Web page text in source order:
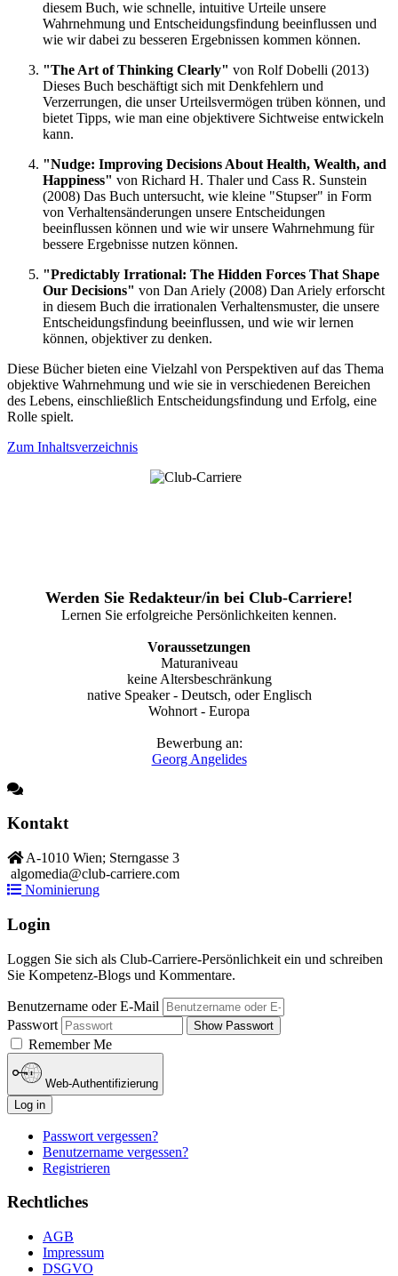
diesem Buch, wie schnelle, intuitive Urteile unsere
Wahrnehmung und Entscheidungsfindung beeinflussen und
wie wir dabei zu besseren Ergebnissen kommen können.
"The Art of Thinking Clearly" von Rolf Dobelli (2013)
Dieses Buch beschäftigt sich mit Denkfehlern und
Verzerrungen, die unser Urteilsvermögen trüben können, und
bietet Tipps, wie man eine objektivere Sichtweise entwickeln
kann.
"Nudge: Improving Decisions About Health, Wealth, and
Happiness" von Richard H. Thaler und Cass R. Sunstein
(2008) Das Buch untersucht, wie kleine "Stupser" in Form
von Verhaltensänderungen unsere Entscheidungen
beeinflussen können und wie wir unsere Wahrnehmung für
bessere Ergebnisse nutzen können.
"Predictably Irrational: The Hidden Forces That Shape
Our Decisions" von Dan Ariely (2008) Dan Ariely erforscht
in diesem Buch die irrationalen Verhaltensmuster, die unsere
Entscheidungsfindung beeinflussen, und wie wir lernen
können, objektiver zu denken.
Diese Bücher bieten eine Vielzahl von Perspektiven auf das Thema
objektive Wahrnehmung und wie sie in verschiedenen Bereichen
des Lebens, einschließlich Entscheidungsfindung und Erfolg, eine
Rolle spielt.
Zum Inhaltsverzeichnis
Werden Sie Redakteur/in bei Club-Carriere!
Lernen Sie erfolgreiche Persönlichkeiten kennen.
Voraussetzungen
Maturaniveau
keine Altersbeschränkung
native Speaker - Deutsch, oder Englisch
Wohnort - Europa
Bewerbung an:
Georg Angelides
Kontakt
A-1010 Wien; Sterngasse 3
algomedia@club-carriere.com
Nominierung
Login
Loggen Sie sich als Club-Carriere-Persönlichkeit ein und schreiben
Sie Kompetenz-Blogs und Kommentare.
Benutzername oder E-Mail
Passwort
Show Passwort
Remember Me
Web-Authentifizierung
Log in
Passwort vergessen?
Benutzername vergessen?
Registrieren
Rechtliches
AGB
Impressum
DSGVO